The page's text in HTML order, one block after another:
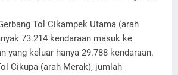
Tol Cikampek Utama (arah
73.214 kendaraan masuk ke
yang keluar hanya 29.788 kendaraan.
Cikupa (arah Merak), jumlah